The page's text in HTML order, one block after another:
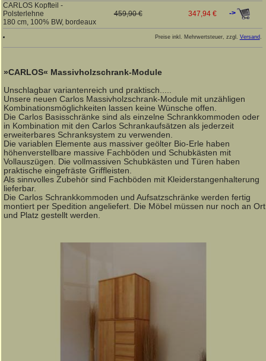
CARLOS Kopfteil -
Polsterlehne
180 cm, 100% BW, bordeaux
459,90 € 347,94 € ->
Preise inkl. Mehrwertsteuer, zzgl. Versand
»CARLOS« Massivholzschrank-Module
Unschlagbar variantenreich und praktisch.....
Unsere neuen Carlos Massivholzschrank-Module mit unzähligen
Kombinationsmöglichkeiten lassen keine Wünsche offen.
Die Carlos Basisschränke sind als einzelne Schrankkommoden oder
in Kombination mit den Carlos Schrankaufsätzen als jederzeit
erweiterbares Schranksystem zu verwenden.
Die variablen Elemente aus massiver geölter Bio-Erle haben
höhenverstellbare massive Fachböden und Schubkästen mit
Vollauszügen. Die vollmassiven Schubkästen und Türen haben
praktische eingefräste Griffleisten.
Als sinnvolles Zubehör sind Fachböden mit Kleiderstangenhalterung
lieferbar.
Die Carlos Schrankkommoden und Aufsatzschränke werden fertig
montiert per Spedition angeliefert. Die Möbel müssen nur noch an Ort
und Platz gestellt werden.